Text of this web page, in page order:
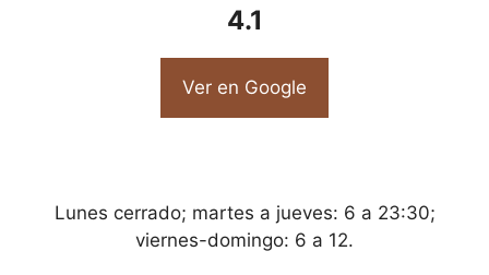
4.1
Ver en Google
Lunes cerrado; martes a jueves: 6 a 23:30;
viernes-domingo: 6 a 12.